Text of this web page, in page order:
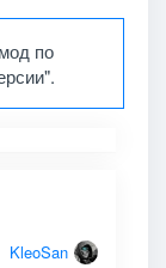
по
KleoSan